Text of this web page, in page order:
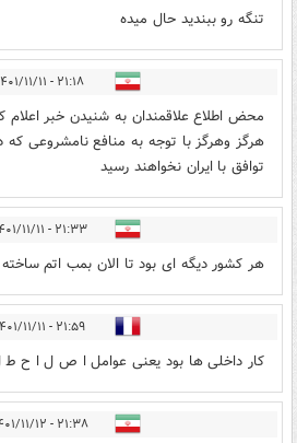
تنگه رو ببندید حال میده
۲۱:۱۸ - ۱۴۰۱/۱۱/۱۱
محض اطلاع علاقمندان به شنیدن خبر اعلام
هرگز وهرگز با توجه به منافع نامشروعی که
توافق با ایران نخواهند رسید
۲۱:۳۳ - ۱۴۰۱/۱۱/۱۱
هر کشور دیگه ای بود تا الان بمب اتم ساخته
۲۱:۵۹ - ۱۴۰۱/۱۱/۱۱
کار داخلی ها بود یعنی عوامل ا ص ل ا ح
۲۱:۳۸ - ۱۴۰۱/۱۱/۱۲